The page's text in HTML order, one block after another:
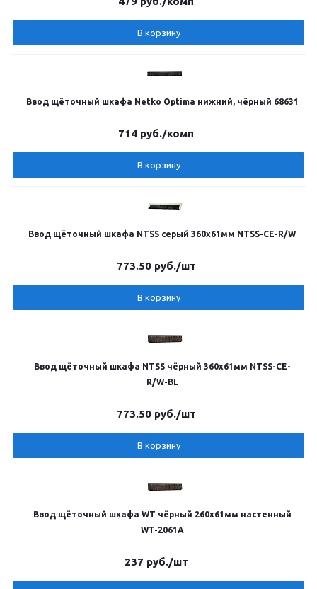
В корзину
Ввод щёточный шкафа Netko Optima нижний, чёрный 68631
714 руб./комп
В корзину
Ввод щёточный шкафа NTSS серый 360х61мм NTSS-CE-R/W
773.50руб./шт
В корзину
Ввод щёточный шкафа NTSS чёрный 360х61мм NTSS-CE-
R/W-BL
773.50руб./шт
В корзину
Ввод щёточный шкафа WT чёрный 260х61мм настенный
WT-2061A
237 руб./шт